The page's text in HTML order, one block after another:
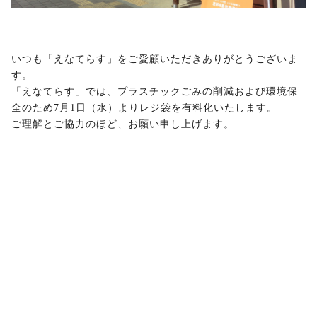
いつも「えなてらす」をご愛顧いただきありがとうございま
す。
「えなてらす」では、プラスチックごみの削減および環境保
全のため7月1日（水）よりレジ袋を有料化いたします。
ご理解とご協力のほど、お願い申し上げます。